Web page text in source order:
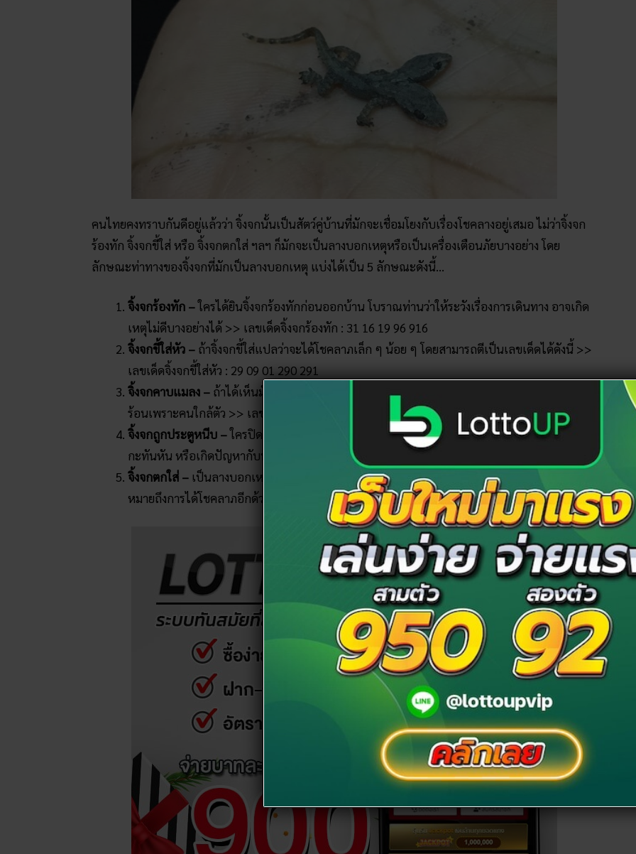
คนไทยคงทราบกันดีอยู่แล้วว่า จิ้งจกนั้นเป็นสัตว์คู่บ้านที่มักจะเชื่อมโยงกับเรื่องโชคลางอยู่เสมอ ไม่ว่าจิ้งจก
ร้องทัก จิ้งจกขี้ใส่ หรือ จิ้งจกตกใส่ ฯลฯ ก็มักจะเป็นลางบอกเหตุหรือเป็นเครื่องเตือนภัยบางอย่าง โดย
ลักษณะท่าทางของจิ้งจกที่มักเป็นลางบอกเหตุ แบ่งได้เป็น 5 ลักษณะดังนี้…
จิ้งจกร้องทัก –ใครได้ยินจิ้งจกร้องทักก่อนออกบ้าน โบราณท่านว่าให้ระวังเรื่องการเดินทาง อาจเกิด
เหตุไม่ดีบางอย่างได้ >> เลขเด็ดจิ้งจกร้องทัก : 31 16 19 96 916
จิ้งจกขี้ใส่หัว – ถ้าจิ้งจกขี้ใส่แปลว่าจะได้โชคลาภเล็ก ๆ น้อย ๆ โดยสามารถตีเป็นเลขเด็ดได้ดังนี้ >>
เลขเด็ดจิ้งจกขี้ใส่หัว : 29 09 01 290 291
จิ้งจกคาบแมลง – ถ้าได้เห็นมักจะเป็นลางร้าย เขาว่าคนในบ้านจะเจ็บป่วยหรือเราจะได้รับเรื่องเดือด
ร้อนเพราะคนใกล้ตัว >> เลขเด็ดจิ้งจกคาบแมลง : 27 79 72 792 729
จิ้งจกถูกประตูหนีบ –ใครปิดประตูทับจิ้งจกตายมักเป็นลางร้าย แปลว่าญาติผู้ใหญ่จะล้มป่วย
กะทันหัน หรือเกิดปัญหากับพ่อแม่พี่น้อง >> เลขเด็ดจิ้งจกถูกประตูหนีบ : 12 27 72 721 719 912
จิ้งจกตกใส่ – เป็นลางบอกเหตุหลาย ๆ อย่างที่สามารถเตือนเราให้ระวังล่วงหน้าได้ นอกจากนั้นยังมัก
หมายถึงการได้โชคลาภอีกด้วย ซึ่งสามารถตามruayไปดูความหมายและเลขเด็ดข้างล่างนี้ได้เลย